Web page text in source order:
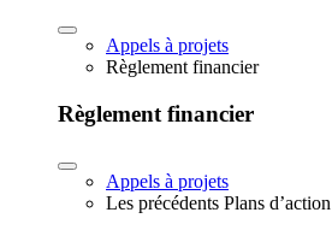
Appels à projets
Règlement financier
Règlement financier
Appels à projets
Les précédents Plans d’action